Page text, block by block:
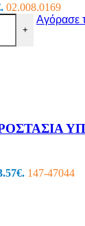
02.008.0169
+
Αγόρασε
147-47044